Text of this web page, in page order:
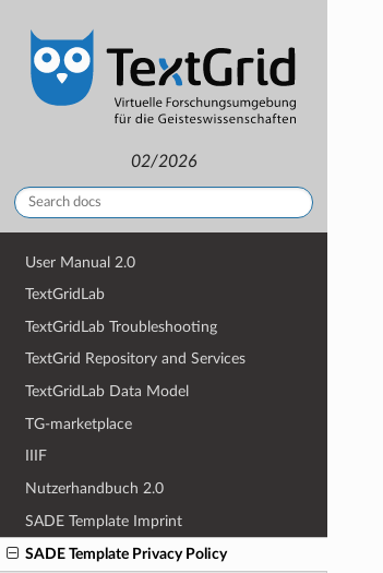
02/2026
User Manual 2.0
TextGridLab
TextGridLab Troubleshooting
TextGrid Repository and Services
TextGridLab Data Model
TG-marketplace
IIIF
Nutzerhandbuch 2.0
SADE Template Imprint
SADE Template Privacy Policy